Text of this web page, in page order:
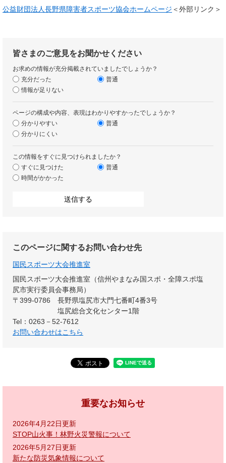
公益財団法人長野県障害者スポーツ協会ホームページ ＜外部リンク＞
皆さまのご意見をお聞かせください
お求めの情報が充分掲載されていましたでしょうか？
充分だった
普通
情報が足りない
ページの構成や内容、表現はわかりやすかったでしょうか？
分かりやすい
普通
分かりにくい
この情報をすぐに見つけられましたか？
すぐに見つけた
普通
時間がかかった
このページに関するお問い合わせ先
国民スポーツ大会推進室
国民スポーツ大会推進室（信州やまなみ国スポ・全障スポ塩
尻市実行委員会事務局）
〒399-0786
長野県塩尻市大門七番町4番3号
塩尻総合文化センター1階
Tel：0263－52-7612
お問い合わせはこちら
重要なお知らせ
2026年4月22日更新
STOP山火事！林野火災警報について
2026年5月27日更新
新たな防災気象情報について